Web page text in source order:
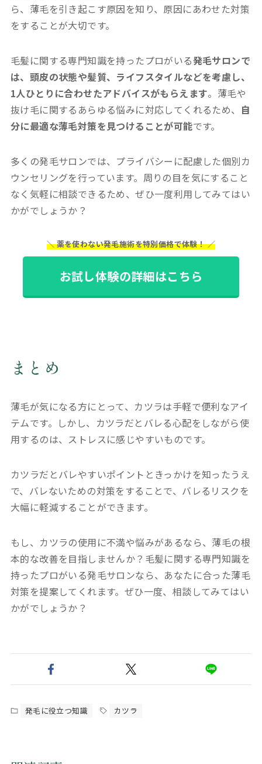
ら、薄毛を引き起こす原因を知り、原因にあわせた対策
をすることが大切です。
毛髪に関する専門知識を持ったプロがいる発毛サロンで
は、頭皮の状態や髪質、ライフスタイルなどを考慮し、
1人ひとりに合わせたアドバイスがもらえます。薄毛や
抜け毛に関するあらゆる悩みに対応してくれるため、 自
分に最適な薄毛対策を見つけることが可能です。
多くの発毛サロンでは、プライバシーに配慮した個別カ
ウンセリングを行っています。周りの目を気にすること
なく気軽に相談できるため、ぜひ一度利用してみてはい
かがでしょうか？
＼ 薬を使わない発毛施術を特別価格で体験！ ／
お試し体験の詳細はこちら
まとめ
薄毛が気になる方にとって、カツラは手軽で便利なアイ
テムです。しかし、カツラだとバレる心配をしながら使
用するのは、ストレスに感じやすいものです。
カツラだとバレやすいポイントときっかけを知ったうえ
で、バレないための対策をすることで、バレるリスクを
大幅に軽減することができます。
もし、カツラの使用に不満や悩みがあるなら、薄毛の根
本的な改善を目指しませんか？毛髪に関する専門知識を
持ったプロがいる発毛サロンなら、あなたに合った薄毛
対策を提案してくれます。ぜひ一度、相談してみてはい
かがでしょうか？
発毛に役立つ知識 カツラ